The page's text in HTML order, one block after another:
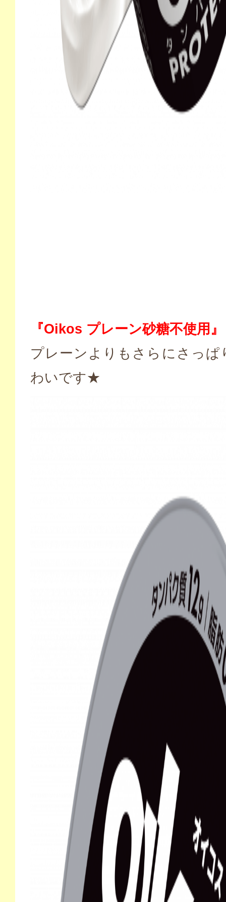
『Oikos プレーン砂糖不使用』
プレーンよりもさらにさっぱ
わいです★